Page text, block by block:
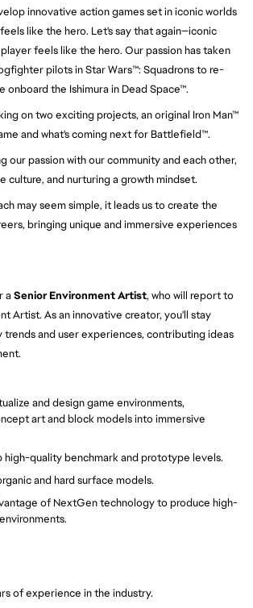
innovative action games set in iconic worlds
like the hero. Let's say that again—iconic
feels like the hero. Our passion has taken
pilots in Star Wars™: Squadrons to re-
onboard the Ishimura in Dead Space™.
on two exciting projects, an original Iron Man™
and what's coming next for Battlefield™.
our passion with our community and each other,
culture, and nurturing a growth mindset.
may seem simple, it leads us to create the
bringing unique and immersive experiences
aSeniorEnvironment Artist, who will report to
Artist. As an innovative creator, you'll stay
trends and user experiences, contributing ideas
and design game environments,
art and block models into immersive
high-quality benchmark and prototype levels.
and hard surface models.
of NextGen technology to produce high-
of experience in the industry.